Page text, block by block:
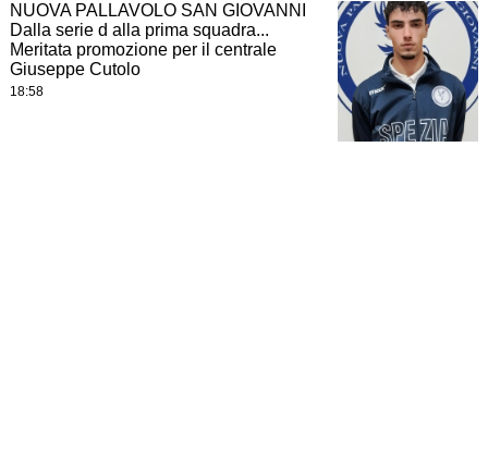
NUOVA PALLAVOLO SAN GIOVANNI
Dalla serie d alla prima squadra...
Meritata promozione per il centrale
Giuseppe Cutolo
18:58